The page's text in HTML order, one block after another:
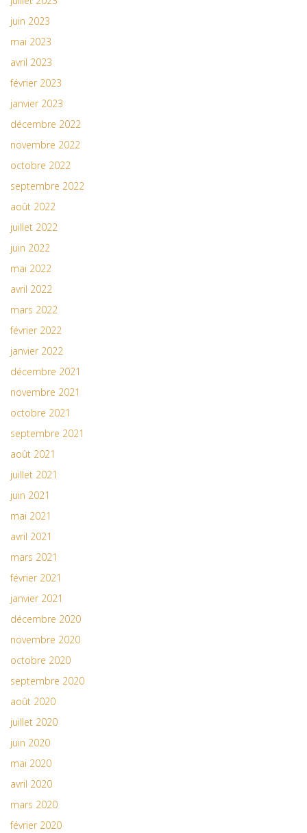
juin 2023
mai 2023
avril 2023
février 2023
janvier 2023
décembre 2022
novembre 2022
octobre 2022
septembre 2022
août 2022
juillet 2022
juin 2022
mai 2022
avril 2022
mars 2022
février 2022
janvier 2022
décembre 2021
novembre 2021
octobre 2021
septembre 2021
août 2021
juillet 2021
juin 2021
mai 2021
avril 2021
mars 2021
février 2021
janvier 2021
décembre 2020
novembre 2020
octobre 2020
septembre 2020
août 2020
juillet 2020
juin 2020
mai 2020
avril 2020
mars 2020
février 2020